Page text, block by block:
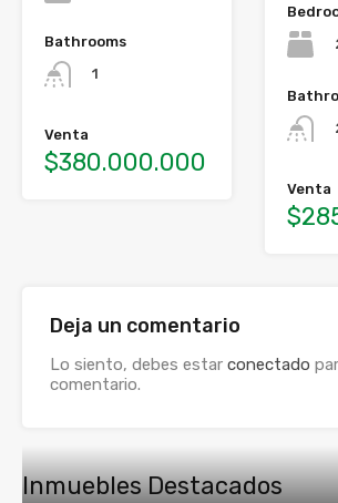
Bathrooms
1
Venta
$380.000.000
Venta
Deja un comentario
Lo siento, debes estar conectado
comentario.
Inmuebles Destacados